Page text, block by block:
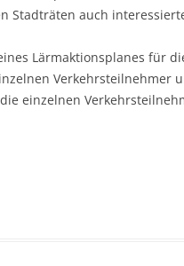
Stadträten auch
Lärmaktionsplanes für
Verkehrsteilnehmer
einzelnen